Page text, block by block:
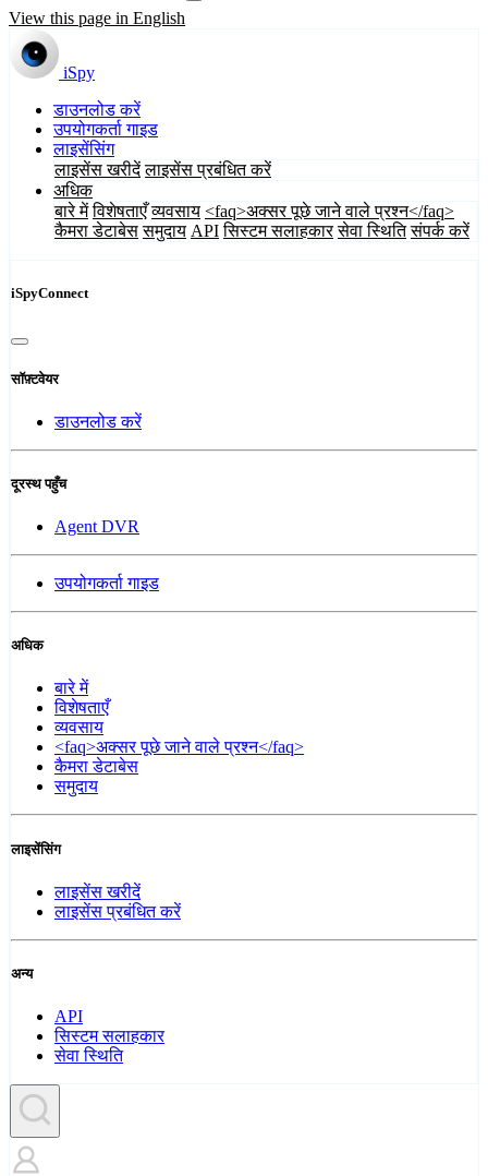
View this page in English
iSpy
डाउनलोड करें
उपयोगकर्ता गाइड
लाइसेंसिंग
लाइसेंस खरीदें लाइसेंस प्रबंधित करें
अधिक
बारे में विशेषताएँ व्यवसाय <faq>अक्सर पूछे जाने वाले प्रश्न</faq>
कैमरा डेटाबेस समुदाय API सिस्टम सलाहकार सेवा स्थिति संपर्क करें
iSpyConnect
सॉफ़्टवेयर
डाउनलोड करें
दूरस्थ पहुँच
Agent DVR
उपयोगकर्ता गाइड
अधिक
बारे में
विशेषताएँ
व्यवसाय
<faq>अक्सर पूछे जाने वाले प्रश्न</faq>
कैमरा डेटाबेस
समुदाय
लाइसेंसिंग
लाइसेंस खरीदें
लाइसेंस प्रबंधित करें
अन्य
API
सिस्टम सलाहकार
सेवा स्थिति